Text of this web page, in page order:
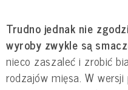
Trudno jednak nie
wyroby zwykle są
nieco zaszaleć i zrobić
rodzajów mięsa. W